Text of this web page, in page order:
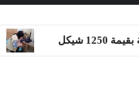
محلي